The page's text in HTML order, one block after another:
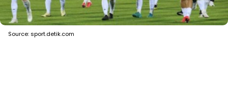
Source: sport.detik.com